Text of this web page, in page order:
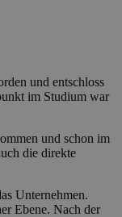
und entschloss
im Studium war
und schon im
die direkte
Unternehmen.
Ebene. Nach der